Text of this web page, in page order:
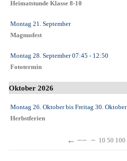
Heimatstunde Klasse 8-10
Montag 21. September
Magnusfest
Montag 28. September07:45 - 12:50
Fototermin
Oktober 2026
Montag 26. Oktoberbis Freitag 30. Oktober
Herbstferien
← −− − 10 50 100